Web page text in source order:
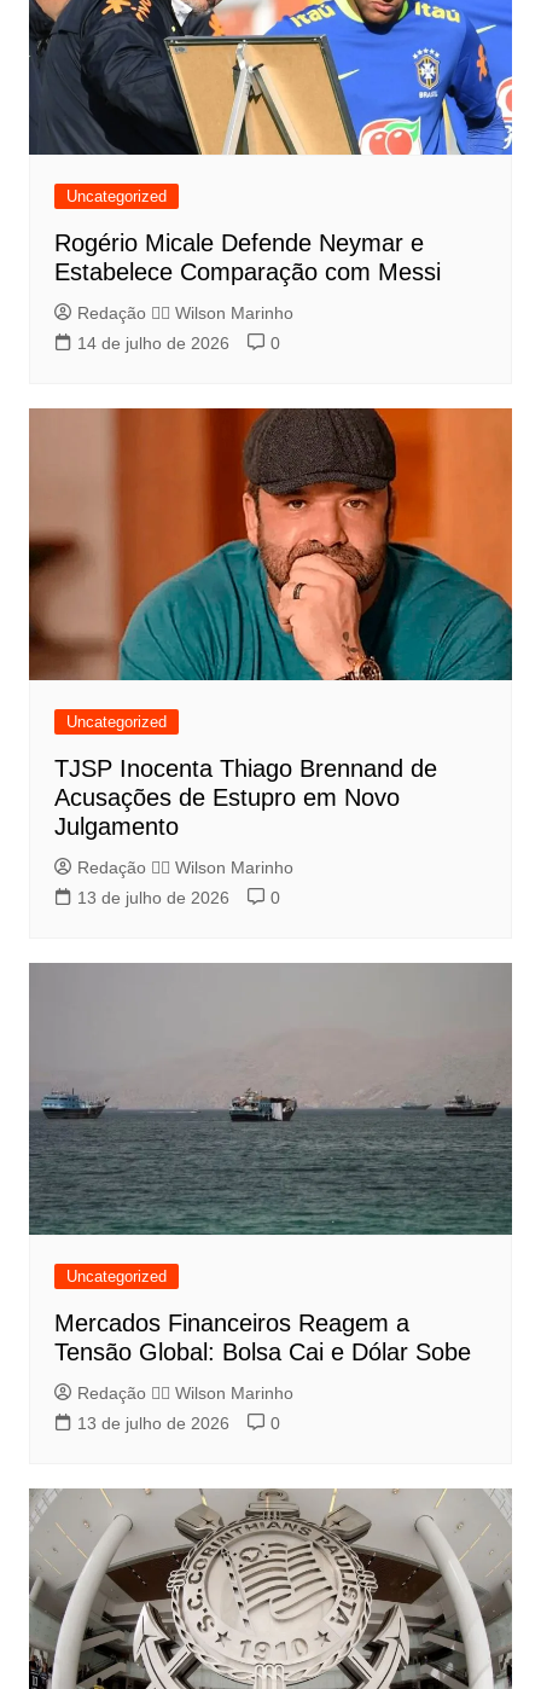
Uncategorized
Rogério Micale Defende Neymar e
Estabelece Comparação com Messi
Redação 👨‍⚖️​ Wilson Marinho
14 de julho de 2026
0
Uncategorized
TJSP Inocenta Thiago Brennand de
Acusações de Estupro em Novo
Julgamento
Redação 👨‍⚖️​ Wilson Marinho
13 de julho de 2026
0
Uncategorized
Mercados Financeiros Reagem a
Tensão Global: Bolsa Cai e Dólar Sobe
Redação 👨‍⚖️​ Wilson Marinho
13 de julho de 2026
0